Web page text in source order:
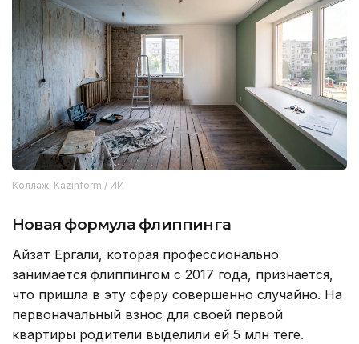
Коллаж: Kazinform / ИИ
Новая формула флиппинга
Айзат Ергали, которая профессионально
занимается флиппингом с 2017 года, признается,
что пришла в эту сферу совершенно случайно. На
первоначальный взнос для своей первой
квартиры родители выделили ей 5 млн теңге.